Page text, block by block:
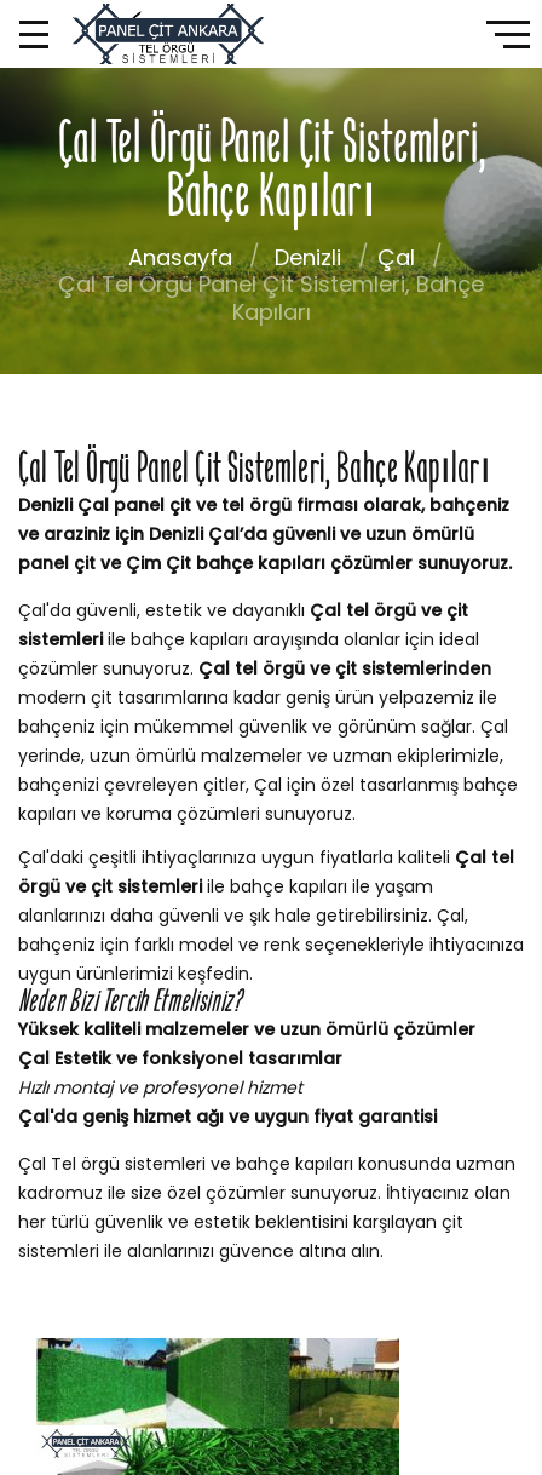
Çal Tel Örgü Panel Çit Sistemleri,
Bahçe Kapıları
Anasayfa Denizli
Çal
Çal Tel Örgü Panel Çit Sistemleri, Bahçe
Kapıları
Çal Tel Örgü Panel Çit Sistemleri, Bahçe Kapıları
Denizli Çal panel çit ve tel örgü firması olarak, bahçeniz
ve araziniz için Denizli Çal’da güvenli ve uzun ömürlü
panel çit ve Çim Çit bahçe kapıları çözümler sunuyoruz.
Çal'da güvenli, estetik ve dayanıklı Çal tel örgü ve çit
sistemleriile bahçe kapıları arayışında olanlar için ideal
çözümler sunuyoruz. Çal tel örgü ve çit sistemlerinden
modern çit tasarımlarına kadar geniş ürün yelpazemiz ile
bahçeniz için mükemmel güvenlik ve görünüm sağlar. Çal
yerinde, uzun ömürlü malzemeler ve uzman ekiplerimizle,
bahçenizi çevreleyen çitler, Çal için özel tasarlanmış bahçe
kapıları ve koruma çözümleri sunuyoruz.
Çal'daki çeşitli ihtiyaçlarınıza uygun fiyatlarla kaliteli Çal tel
örgü ve çit sistemleriile bahçe kapıları ile yaşam
alanlarınızı daha güvenli ve şık hale getirebilirsiniz. Çal,
bahçeniz için farklı model ve renk seçenekleriyle ihtiyacınıza
uygun ürünlerimizi keşfedin.
Neden Bizi Tercih Etmelisiniz?
Yüksek kaliteli malzemeler ve uzun ömürlü çözümler
Çal Estetik ve fonksiyonel tasarımlar
Hızlı montaj ve profesyonel hizmet
Çal'da geniş hizmet ağı ve uygun fiyat garantisi
Çal Tel örgü sistemleri ve bahçe kapıları konusunda uzman
kadromuz ile size özel çözümler sunuyoruz. İhtiyacınız olan
her türlü güvenlik ve estetik beklentisini karşılayan çit
sistemleri ile alanlarınızı güvence altına alın.